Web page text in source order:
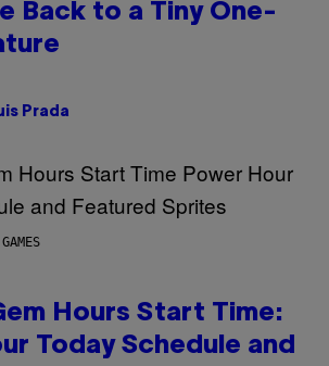
Back to a Tiny One-
Prada
Hours Start Time:
Today Schedule and